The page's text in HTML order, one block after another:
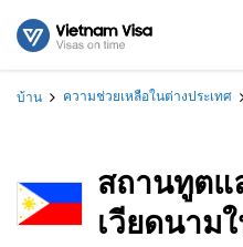
บ้าน ความช่วยเหลือในต่างประเทศ
สถานทูตแ
เวียดนาม